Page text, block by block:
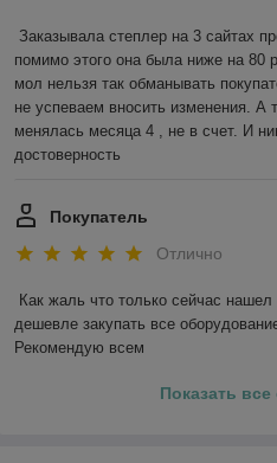
Заказывала степлер на 3 сайтах
помимо этого она была ниже на 80
мол нельзя так обманывать
не успеваем вносить изменения. А
менялась месяца 4 , не в счет. И
достоверность
Покупатель
Отлично
Как жаль что только сейчас
дешевле закупать все
Рекомендую всем
Показать